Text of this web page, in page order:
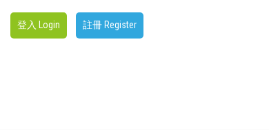
登入 Login 註冊 Register